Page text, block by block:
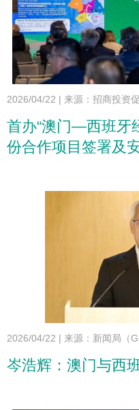
2026/04/22 | 来源：招商投资
首办“澳门—西班牙
份合作项目签署及
2026/04/22 | 来源：新闻局（
岑浩辉：澳门与西